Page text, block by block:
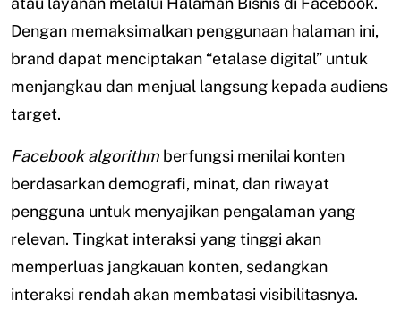
Dengan memaksimalkan penggunaan halaman ini,
brand dapat menciptakan “etalase digital” untuk
menjangkau dan menjual langsung kepada audiens
target.
Facebook algorithm berfungsi menilai konten
berdasarkan demografi, minat, dan riwayat
pengguna untuk menyajikan pengalaman yang
relevan. Tingkat interaksi yang tinggi akan
memperluas jangkauan konten, sedangkan
interaksi rendah akan membatasi visibilitasnya.